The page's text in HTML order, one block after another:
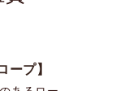
ープ】